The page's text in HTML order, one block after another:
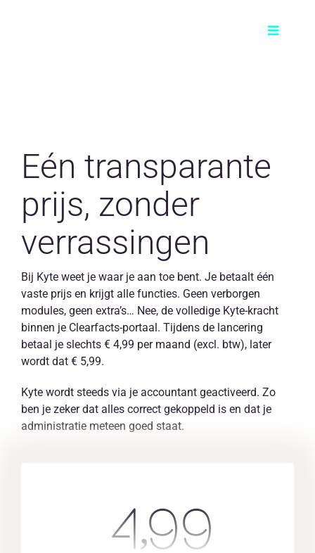
Toggle
Prijzen
FAQ
Contact
NL
Eén transparante
prijs, zonder
verrassingen
Bij Kyte weet je waar je aan toe bent. Je betaalt één
vaste prijs en krijgt alle functies. Geen verborgen
modules, geen extra’s… Nee, de volledige Kyte-kracht
binnen je Clearfacts-portaal. Tijdens de lancering
betaal je slechts € 4,99 per maand (excl. btw), later
wordt dat € 5,99.
Kyte wordt steeds via je accountant geactiveerd. Zo
ben je zeker dat alles correct gekoppeld is en dat je
administratie meteen goed staat.
4,99